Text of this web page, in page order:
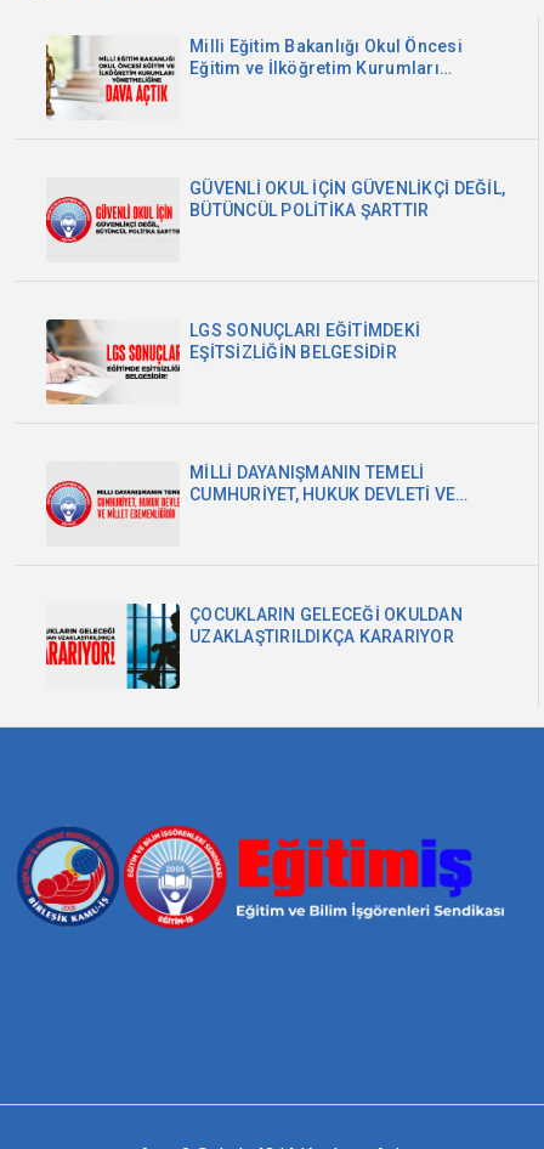
Milli Eğitim Bakanlığı Okul Öncesi
Eğitim ve İlköğretim Kurumları
GÜVENLİ OKUL İÇİN GÜVENLİKÇİ DEĞİL,
BÜTÜNCÜL POLİTİKA ŞARTTIR
LGS SONUÇLARI EĞİTİMDEKİ
EŞİTSİZLİĞİN BELGESİDİR
MİLLİ DAYANIŞMANIN TEMELİ
CUMHURİYET, HUKUK DEVLETİ VE
ÇOCUKLARIN GELECEĞİ OKULDAN
UZAKLAŞTIRILDIKÇA KARARIYOR